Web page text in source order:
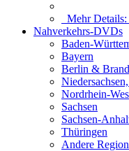
Mehr Details:
Nahverkehrs-DVDs
Baden-
Bayern
Berlin &
Nordrhein-
Sachsen
Sachsen-
Thüringen
Andere